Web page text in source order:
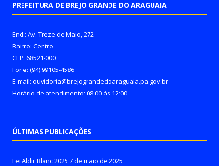
PREFEITURA DE BREJO GRANDE DO ARAGUAIA
End.: Av. Treze de Maio, 272
Bairro: Centro
CEP: 68521-000
Fone: (94) 99105-4586
E-mail: ouvidoria@brejograndedoaraguaia.pa.gov.br
Horário de atendimento: 08:00 às 12:00
ÚLTIMAS PUBLICAÇÕES
Lei Aldir Blanc 2025 7 de maio de 2025